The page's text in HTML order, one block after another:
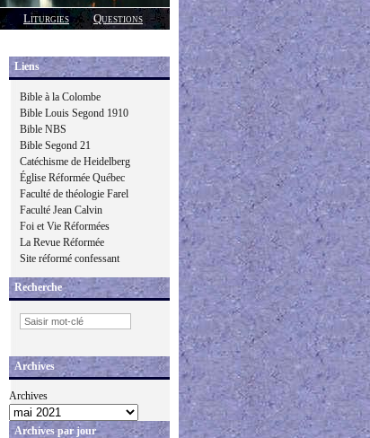
Liturgies
Questions
Liens
Bible à la Colombe
Bible Louis Segond 1910
Bible NBS
Bible Segond 21
Catéchisme de Heidelberg
Église Réformée Québec
Faculté de théologie Farel
Faculté Jean Calvin
Foi et Vie Réformées
La Revue Réformée
Site réformé confessant
Recherche
Archives
Archives
Archives par jour